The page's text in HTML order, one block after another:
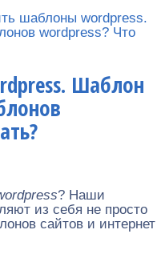
шаблоны wordpress.
wordpress? Что
Шаблон
? Наши
из себя не просто
сайтов и интернет